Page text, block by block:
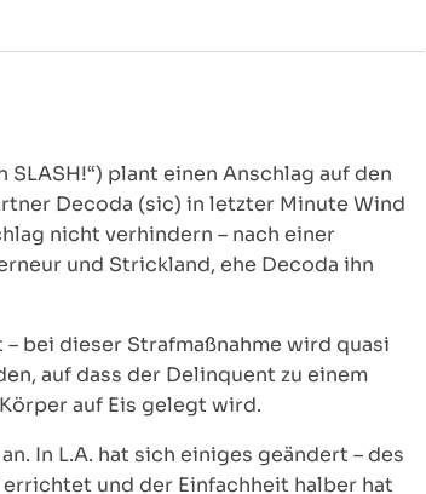
plant einen Anschlag auf den
Decoda (sic) in letzter Minute Wind
nicht verhindern – nach einer
und Strickland, ehe Decoda ihn
bei dieser Strafmaßnahme wird quasi
auf dass der Delinquent zu einem
auf Eis gelegt wird.
In L.A. hat sich einiges geändert – des
und der Einfachheit halber hat